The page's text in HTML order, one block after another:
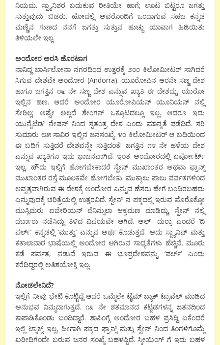
ನಿಯಮ. ಸ್ಪ್ಯಾನಿಶರ ಬದುಕುವ ರೀತಿಯೇ ಹಾಗೆ; ಊಟ ಬಿಟ್ಟರೂ ಜಗತ್ತು
ಸುತ್ತುವುದು ಬಿಡರು. ಹೋದಲ್ಲಿ ಅವರೊಂದಿಗೆ ಒಂದಾಗುವ ಸಹಜ ಕನ್ನಡ
ಮಣ್ಣಿನ ಗುಣದ ನನಗೆ ಜಗತ್ತು ಸುತ್ತುವ ಹುಚ್ಚು ಯಾವಾಗ ಹಿಡಿಯಿತು
ತಿಳಿಯಲೇ ಇಲ್ಲ.
ಅಂದೋರ ಅರಸಿ ಹೊರಟಾಗ
ನಾನಿದ್ದ ಬಾರ್ಸಿಲೋನಾ ನಗರದಿಂದ ಉತ್ತರಕ್ಕೆ ೨೦೦ ಕಿಲೋಮೀಟರ್ ಸಾಗಿದರೆ
ಸಿಗುವ ದೇಶವೇ ಅಂದೋರ (Andorra). ಯೂರೋಪಿನ ಆರನೇ ಸಣ್ಣ ದೇಶ
ಹಾಗೂ ಜಗತ್ತಿನ ೧೬ ನೇ ಸಣ್ಣ ದೇಶ ಎನ್ನುವ ಖ್ಯಾತಿ ಈ ದೇಶದ್ದು. ಯುರೋ
ಇಲ್ಲಿನ ಹಣ. ಆದರೆ ಅಂದೋರ ಯೂರೋಪಿಯನ್ ಯೂನಿಯನ್ ನಲ್ಲಿ
ಸೇರಿಲ್ಲ; ಅಷ್ಟೇ ಅಲ್ಲದೆ ಶೇಂಗನ್ ಒಕ್ಕೂಟದಲ್ಲೂ ಇಲ್ಲ. ಆದರೂ ಇದು
ಯುನೈಟೆಡ್ ನೇಷನ್ ನಿಂದ ಸ್ವತಂತ್ರ ದೇಶ ಎಂದು ಮಾನ್ಯತೆ ಪಡೆದಿದೆ. ಸರಿ
ಸುಮಾರು ೮೫ ಸಾವಿರ ಇಲ್ಲಿನ ಜನಸಂಖ್ಯೆ. ೪೦ ಕಿಲೋಮೀಟರ್ ಆ ಬದಿಯಿಂದ
ಈ ಬದಿಗೆ ಸುತ್ತಿದರೆ ದೇಶವನ್ನೇ ಸುತ್ತಿದಂತೆ! ಜಗತ್ತಿನ ೧೪ ನೇ ಹಳೆಯ ದೇಶ
ಎನ್ನುವ ಖ್ಯಾತಿಗೂ ಇದು ಭಾಜನವಾಗಿದೆ. ಇಂತ ಅಂದೋರದಲ್ಲಿ ಏರ್ಪೋರ್ಟ್
ಇಲ್ಲ, ಹೌದು ಇಲ್ಲಿಗೆ ಹೋಗಬೇಕಾದರೆ ಸ್ಪೇನ್ ಮುಖಾಂತರ ಅಥವಾ ಫ್ರಾನ್ಸ್
ಮುಖಾಂತರ ರಸ್ತೆ ಮೂಲಕವೇ ಹೋಗಬೇಕು. ಮುಕ್ಕಾಲು ಪಾಲು ಪರ್ವತಗಳಿಂದ
ಆವೃತ್ತವಾಗಿರುವ ಈ ದೇಶಕ್ಕೆ ಅಂದೋರ ಎನ್ನುವ ಹೆಸರು ಹೇಗೆ ಬಂದಿರಬಹದು
ಎನ್ನುವುದಕ್ಕೆ ಚರಿತ್ರೆಯಲ್ಲಿ ಉತ್ತರವಿದೆ. ಸ್ಪೇನ್ ನ ಪಕ್ಕದಲ್ಲಿ ಇರುವ ಮೊರೊಕ್ಕೋ
ಮುಸ್ಲಿಮರು ಐಬೇರಿಯನ್ ಪೆನಿನ್ಸುಲಾ ಆಕ್ರಮಣ ಮಾಡಿದ್ದು, ಸ್ಪೇನ್ ನಲ್ಲಿ
ದರ್ಬಾರು ನಡೆಸಿದ್ದು ತಿಳಿದ ವಿಷಯವೇ ಆಗಿದೆ. ಅಲ್- ದುರ್ರಾ ಎಂದರೆ ‘ದಿ
ಪರ್ಲ್’ ಕನ್ನಡಲ್ಲಿ ‘ಮುತ್ತು’ ಎನ್ನುವ ಅರ್ಥ ಕೊಡುತ್ತದೆ. ಅದು ಸ್ಪ್ಯಾನಿಷ್ ಮತ್ತು
ಕತಾಲಾನಾರ ಭಾಷೆಯಲ್ಲಿ ಅಂದೋರ ಆಗಿರುವ ಸಾಧ್ಯತೆಗಳು ಹೆಚ್ಚಿವೆ. ಮೂರು
ಕಡೆ ಪರ್ವತ, ನಡುವೆ ಇರುವ ಈ ಭೂಪ್ರದೇಶವನ್ನು ‘ಪರ್ಲ್’ ಎಂದು
ಕರೆದಿದ್ದರಲ್ಲಿ ಅತಿಶಯೋಕ್ತಿ ಇಲ್ಲ.
ನೋಡಲೇನಿದೆ?
ಇಲ್ಲಿಗೆ ನೀವು ಭೇಟಿ ಕೊಟ್ಟಿದ್ದೆ ಆದರೆ ಒಮ್ಮೆಲೇ ಟೈಮ್ ಬ್ಯಾಕ್ ಟ್ರಾವೆಲ್ ಮಾಡಿದ
ಅನುಭವ ನಿಮ್ಮದಾಗುತ್ತದೆ. ೧೩ ನೇ ಶತಮಾನದ ಕಟ್ಟಡಗಳನ್ನ ಜತನದಿಂದ
ಕಾಪಾಡಿಕೊಂಡು ಬಂದಿದ್ದಾರೆ. ಶಾಪಿಂಗ್ಗೆ ಅಂದೋರ ಬಹಳ ಪ್ರಸಿದ್ದಿ ಏಕೆಂದರೆ
ಇಲ್ಲಿ ಟ್ಯಾಕ್ಸ್ ಇಲ್ಲ, ಹೀಗಾಗಿ ಪಕ್ಕದ ಫ್ರಾನ್ಸ್ ಮತ್ತು ಸ್ಪೇನ್ ನಿಂದ ತಿಂಗಳಿಗೊಮ್ಮೆ
ಖರೀದಿಗೆಂದೇ ಬರುವ ಜನರ ಸಂಖ್ಯೆ ಬಹಳಷ್ಟಿದೆ. ಸ್ಕೀಯಿಂಗ್ ಗೆ ಇದು ಬಹಳ